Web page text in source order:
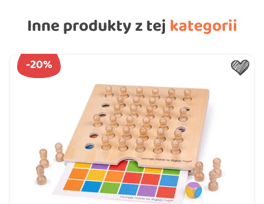
Inne produkty z tej kategorii
-20%